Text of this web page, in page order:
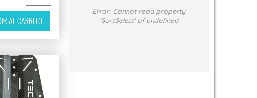
múltiples variantes. Las opciones se pueden elegir en la página de producto
AL CARRITO
Error: Cannot read property
'SortSelect' of undefined